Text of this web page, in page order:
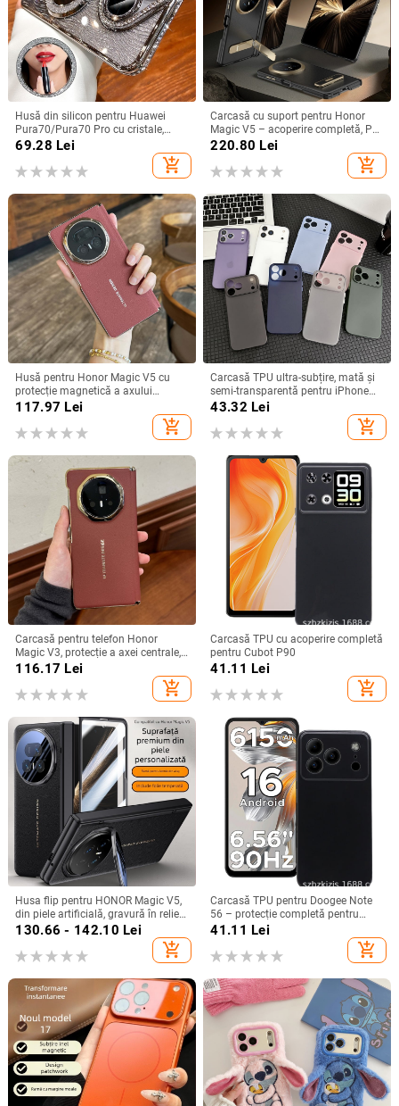
Husă din silicon pentru Huawei
Pura70/Pura70 Pro cu cristale,
transparentă, estetică, suport
încorporat și disipare a căldurii
69.28 Lei
add_shopping_cart
Carcasă cu suport pentru Honor
Magic V5 – acoperire completă, PC
mat, anti-cădere, anti-amprente
220.80 Lei
add_shopping_cart
Husă pentru Honor Magic V5 cu
protecție magnetică a axului
central, acoperire completă a
electroplacare, protecție anti-cădere
117.97 Lei
add_shopping_cart
Carcasă TPU ultra-subțire, mată și
semi-transparentă pentru iPhone
11/12/14/15/16/17 Pro Max,
protecție împotriva căderilor, anti-
amprente
43.32 Lei
add_shopping_cart
Carcasă pentru telefon Honor
Magic V3, protecție a axei centrale,
noul model Magic V5, husă ușoară
electroplacare, anti-cădere
116.17 Lei
add_shopping_cart
Carcasă TPU cu acoperire completă
pentru Cubot P90
41.11 Lei
add_shopping_cart
Husa flip pentru HONOR Magic V5,
din piele artificială, gravură în relief,
stil Ins, anti-cadere
130.66 - 142.10 Lei
add_shopping_cart
Carcasă TPU pentru Doogee Note
56 – protecție completă pentru
Note 56, Plus și Pro, realizată
41.11 Lei
add_shopping_cart